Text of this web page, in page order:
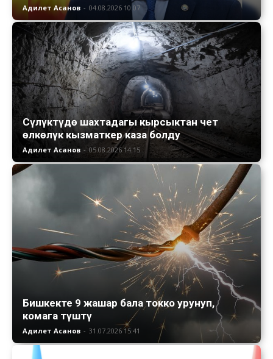
Адилет Асанов - 04.08.2026 10:07
Сүлүктүдө шахтадагы кырсыктан чет
өлкөлүк кызматкер каза болду
Адилет Асанов - 05.08.2026 14:15
Бишкекте 9 жашар бала токко урунуп,
комага түштү
Адилет Асанов - 31.07.2026 15:41